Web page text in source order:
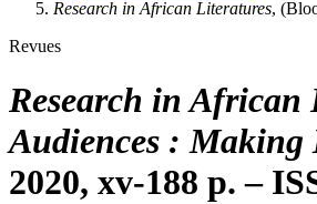
Research in African Literatures,
Revues
Research in African
Audiences : Making
2020, xv-188 p. –